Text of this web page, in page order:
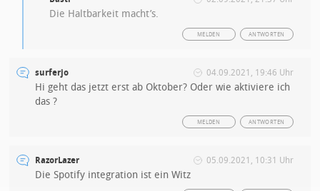
Die Haltbarkeit macht’s.
ANTWORTEN
MELDEN
surferjo 04.09.2021, 19:46 Uhr
Hi geht das jetzt erst ab Oktober? Oder wie aktiviere ich
das ?
ANTWORTEN
MELDEN
RazorLazer 05.09.2021, 10:31 Uhr
Die Spotify integration ist ein Witz